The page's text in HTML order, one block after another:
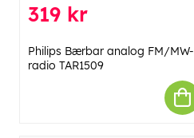
319 kr
Philips Bærbar analog FM/MW-
radio TAR1509